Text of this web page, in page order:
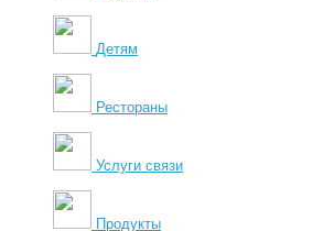
Детям
Рестораны
Услуги связи
Продукты